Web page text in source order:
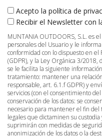
Acepto la política de
Recibir el Newsletter con
MUNTANIA OUTDOORS, S.L. es
personales del Usuario y le
conformidad con lo dispuesto en
(GDPR), y la Ley Orgánica 3/
se le facilita la siguiente
tratamiento: mantener una
responsable, art. 6.1.f GDPR) y
servicios (con el consentimiento
conservación de los datos: se
necesario para mantener el fin
legales que dictaminen su
suprimirán con medidas de
anonimización de los datos o la